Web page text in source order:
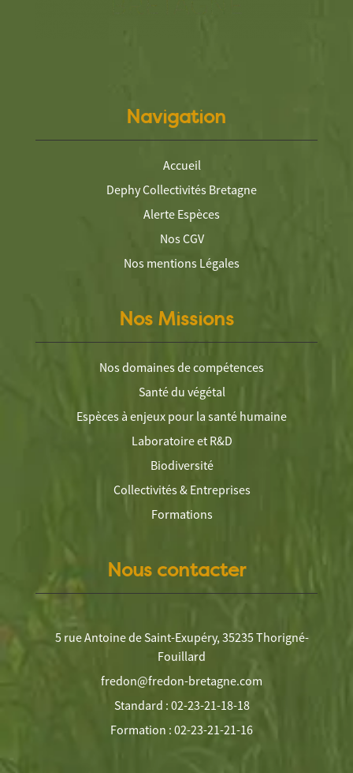
Navigation
Accueil
Dephy Collectivités Bretagne
Alerte Espèces
Nos CGV
Nos mentions Légales
Nos Missions
Nos domaines de compétences
Santé du végétal
Espèces à enjeux pour la santé humaine
Laboratoire et R&D
Biodiversité
Collectivités & Entreprises
Formations
Nous contacter
5 rue Antoine de Saint-Exupéry, 35235 Thorigné-
Fouillard
fredon@fredon-bretagne.com
Standard : 02-23-21-18-18
Formation : 02-23-21-21-16